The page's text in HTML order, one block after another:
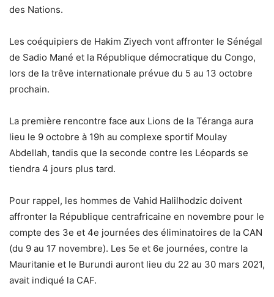
des Nations.
Les coéquipiers de Hakim Ziyech vont affronter le Sénégal
de Sadio Mané et la République démocratique du Congo,
lors de la trêve internationale prévue du 5 au 13 octobre
prochain.
La première rencontre face aux Lions de la Téranga aura
lieu le 9 octobre à 19h au complexe sportif Moulay
Abdellah, tandis que la seconde contre les Léopards se
tiendra 4 jours plus tard.
Pour rappel, les hommes de Vahid Halilhodzic doivent
affronter la République centrafricaine en novembre pour le
compte des 3e et 4e journées des éliminatoires de la CAN
(du 9 au 17 novembre). Les 5e et 6e journées, contre la
Mauritanie et le Burundi auront lieu du 22 au 30 mars 2021,
avait indiqué la CAF.